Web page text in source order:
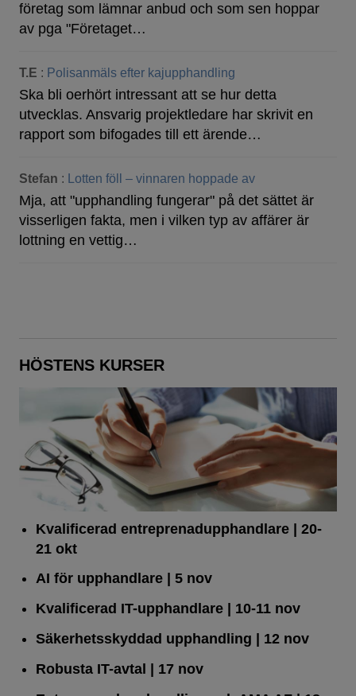
företag som lämnar anbud och som sen hoppar
av pga "Företaget…
T.E : Polisanmäls efter kajupphandling
Ska bli oerhört intressant att se hur detta
utvecklas. Ansvarig projektledare har skrivit en
rapport som bifogades till ett ärende…
Stefan : Lotten föll – vinnaren hoppade av
Mja, att "upphandling fungerar" på det sättet är
visserligen fakta, men i vilken typ av affärer är
lottning en vettig…
HÖSTENS KURSER
Kvalificerad entreprenad­upphandlare | 20-
21 okt
AI för upphandlare| 5 nov
Kvalificerad IT-upphandlare| 10-11 nov
Säkerhetsskyddad upphandling | 12 nov
Robusta IT-avtal | 17 nov